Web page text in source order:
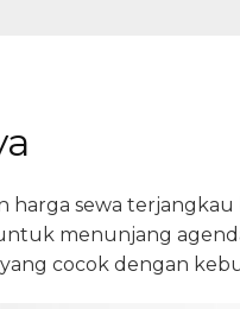
harga sewa terjangkau
menunjang
cocok dengan